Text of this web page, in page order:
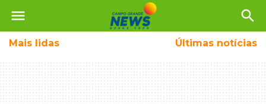
menu search
Mais lidas Últimas notícias